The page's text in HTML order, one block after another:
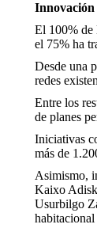
Innovación
El 100% de
el 75% ha
Desde una
redes
Entre los
de planes
Iniciativas
más de
Asimismo,
Kaixo
Usurbilgo
habitacional